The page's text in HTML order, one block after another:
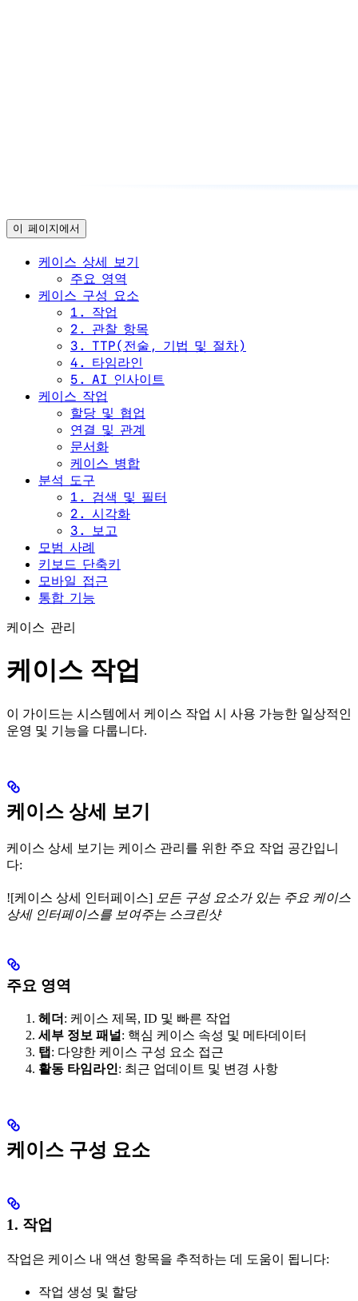
이 페이지에서
케이스 상세 보기
주요 영역
케이스 구성 요소
1. 작업
2. 관찰 항목
3. TTP(전술, 기법 및 절차)
4. 타임라인
5. AI 인사이트
케이스 작업
할당 및 협업
연결 및 관계
문서화
케이스 병합
분석 도구
1. 검색 및 필터
2. 시각화
3. 보고
모범 사례
키보드 단축키
모바일 접근
통합 기능
케이스 관리
케이스 작업
이 가이드는 시스템에서 케이스 작업 시 사용 가능한 일상적인
운영 및 기능을 다룹니다.
케이스 상세 보기
케이스 상세 보기는 케이스 관리를 위한 주요 작업 공간입니
다:
![케이스 상세 인터페이스] 모든 구성 요소가 있는 주요 케이스
상세 인터페이스를 보여주는 스크린샷
주요 영역
헤더 : 케이스 제목, ID 및 빠른 작업
세부 정보 패널 : 핵심 케이스 속성 및 메타데이터
탭 : 다양한 케이스 구성 요소 접근
활동 타임라인: 최근 업데이트 및 변경 사항
케이스 구성 요소
1. 작업
작업은 케이스 내 액션 항목을 추적하는 데 도움이 됩니다:
작업 생성 및 할당